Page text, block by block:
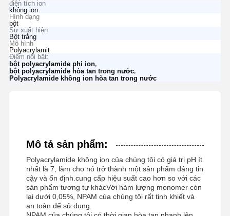
điện tích ion
không ion
Hình dạng
bột
Sự xuất hiện
Bột trắng
Mô hình
Polyacrylamit
Điểm nổi bật:
bột polyacrylamide phi ion,
bột polyacrylamide hòa tan trong nước,
Polyacrylamide không ion hòa tan trong nước
Mô tả sản phẩm:
Polyacrylamide không ion của chúng tôi có giá trị pH ít
nhất là 7, làm cho nó trở thành một sản phẩm đáng tin
cậy và ổn định.cung cấp hiệu suất cao hơn so với các
sản phẩm tương tự khácVới hàm lượng monomer còn
lại dưới 0,05%, NPAM của chúng tôi rất tinh khiết và
an toàn để sử dụng.